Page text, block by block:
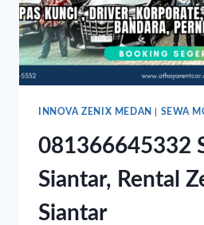
INNOVA ZENIX MEDAN SEWA
081366645332
Siantar, Rental
Siantar